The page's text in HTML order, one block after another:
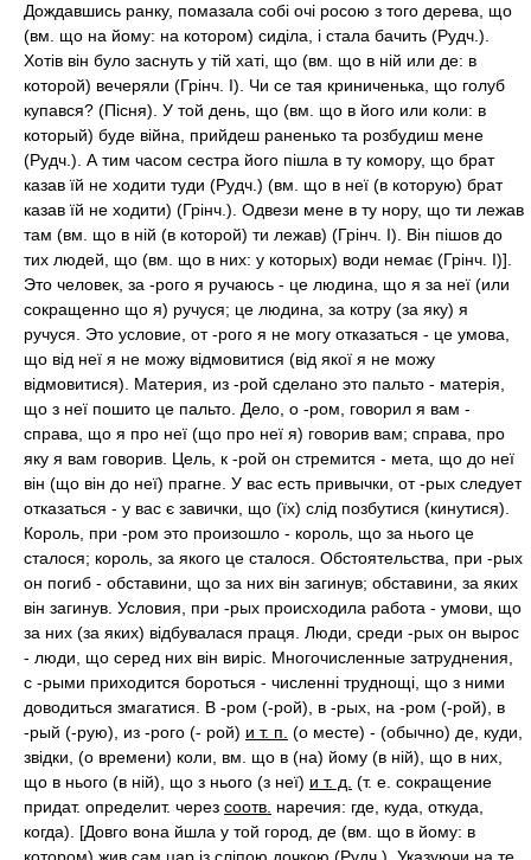
Дождавшись ранку, помазала собі очі росою з того дерева, що
(вм. що на йому: на котором) сиділа, і стала бачить (Рудч.).
Хотів він було заснуть у тій хаті, що (вм. що в ній или де: в
которой) вечеряли (Грінч. I). Чи се тая криниченька, що голуб
купався? (Пісня). У той день, що (вм. що в його или коли: в
который) буде війна, прийдеш раненько та розбудиш мене
(Рудч.). А тим часом сестра його пішла в ту комору, що брат
казав їй не ходити туди (Рудч.) (вм. що в неї (в которую) брат
казав їй не ходити) (Грінч.). Одвези мене в ту нору, що ти лежав
там (вм. що в ній (в которой) ти лежав) (Грінч. I). Він пішов до
тих людей, що (вм. що в них: у которых) води немає (Грінч. I)].
Это человек, за -рого я ручаюсь - це людина, що я за неї (или
сокращенно що я) ручуся; це людина, за котру (за яку) я
ручуся. Это условие, от -рого я не могу отказаться - це умова,
що від неї я не можу відмовитися (від якої я не можу
відмовитися). Материя, из -рой сделано это пальто - матерія,
що з неї пошито це пальто. Дело, о -ром, говорил я вам -
справа, що я про неї (що про неї я) говорив вам; справа, про
яку я вам говорив. Цель, к -рой он стремится - мета, що до неї
він (що він до неї) прагне. У вас есть привычки, от -рых следует
отказаться - у вас є завички, що (їх) слід позбутися (кинутися).
Король, при -ром это произошло - король, що за нього це
сталося; король, за якого це сталося. Обстоятельства, при -рых
он погиб - обставини, що за них він загинув; обставини, за яких
він загинув. Условия, при -рых происходила работа - умови, що
за них (за яких) відбувалася праця. Люди, среди -рых он вырос
- люди, що серед них він виріс. Многочисленные затруднения,
с -рыми приходится бороться - численні труднощі, що з ними
доводиться змагатися. В -ром (-рой), в -рых, на -ром (-рой), в
-рый (-рую), из -рого (- рой) и т. п. (о месте) - (обычно) де, куди,
звідки, (о времени) коли, вм. що в (на) йому (в ній), що в них,
що в нього (в ній), що з нього (з неї) и т. д. (т. е. сокращение
придат. определит. через соотв. наречия: где, куда, откуда,
когда). [Довго вона йшла у той город, де (вм. що в йому: в